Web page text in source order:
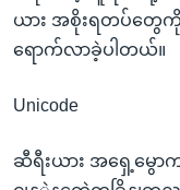
ယား အစိုးရတပ်တွေ
ရောက်လာခဲ့ပါတယ်။
Unicode
ဆီရီးယား အရှေ့မွော